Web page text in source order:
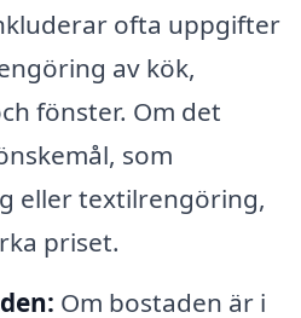
ofta uppgifter
av kök,
fönster. Om det
som
eller textilrengöring,
priset.
Om bostaden är i